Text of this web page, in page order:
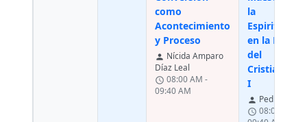
como
Acontecimiento
y Proceso
person Nícida Amparo
Díaz Leal
schedule 08:00 AM -
09:40 AM
la
en la
del
Cristianismo
I
person Pedro Trigo
schedule 08:00 AM -